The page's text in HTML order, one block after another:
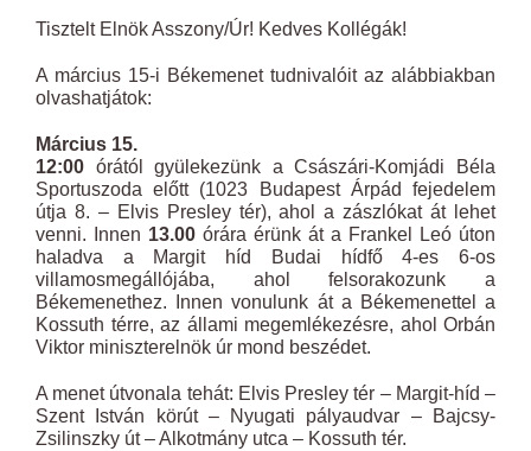
Tisztelt Elnök Asszony/Úr! Kedves Kollégák!
A március 15-i Békemenet tudnivalóit az alábbiakban
olvashatjátok:
Március 15.
12:00 órától gyülekezünk a Császári-Komjádi Béla
Sportuszoda előtt (1023 Budapest Árpád fejedelem
útja 8. – Elvis Presley tér), ahol a zászlókat át lehet
venni. Innen 13.00 órára érünk át a Frankel Leó úton
haladva a Margit híd Budai hídfő 4-es 6-os
villamosmegállójába, ahol felsorakozunk a
Békemenethez. Innen vonulunk át a Békemenettel a
Kossuth térre, az állami megemlékezésre, ahol Orbán
Viktor miniszterelnök úr mond beszédet.
A menet útvonala tehát: Elvis Presley tér – Margit-híd –
Szent István körút – Nyugati pályaudvar – Bajcsy-
Zsilinszky út – Alkotmány utca – Kossuth tér.